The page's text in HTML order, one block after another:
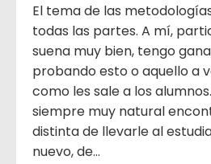
El tema de las
todas las partes. A mí,
suena muy bien, tengo
probando esto o aquello a
como les sale a los
siempre muy natural
distinta de llevarle al
nuevo, de...